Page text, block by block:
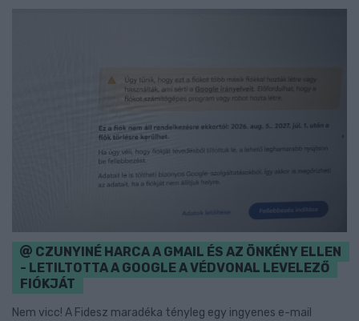
CZUNYINÉ HARCA A GMAIL ÉS AZ ÖNKÉNY ELLEN
- LETILTOTTA A GOOGLE A VÉDVONAL LEVELEZŐ
FIÓKJÁT
Nem vicc! A Fidesz maradéka tényleg egy ingyenes e-mail